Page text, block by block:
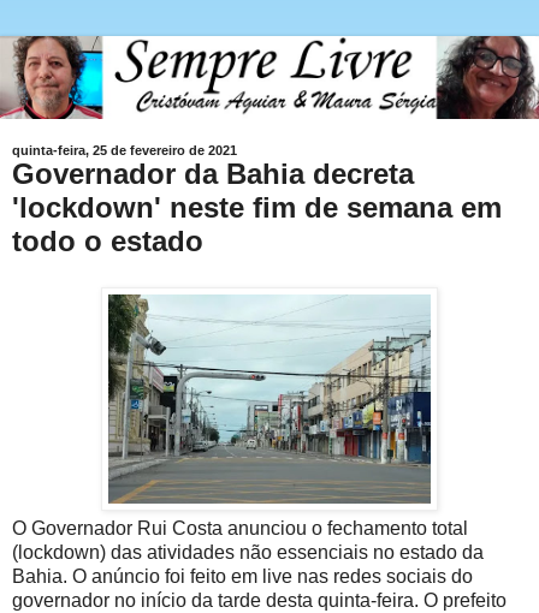
quinta-feira, 25 de fevereiro de 2021
Governador da Bahia decreta
'lockdown' neste fim de semana em
todo o estado
O Governador Rui Costa anunciou o fechamento total
(lockdown) das atividades não essenciais no estado da
Bahia. O anúncio foi feito em live nas redes sociais do
governador no início da tarde desta quinta-feira. O prefeito